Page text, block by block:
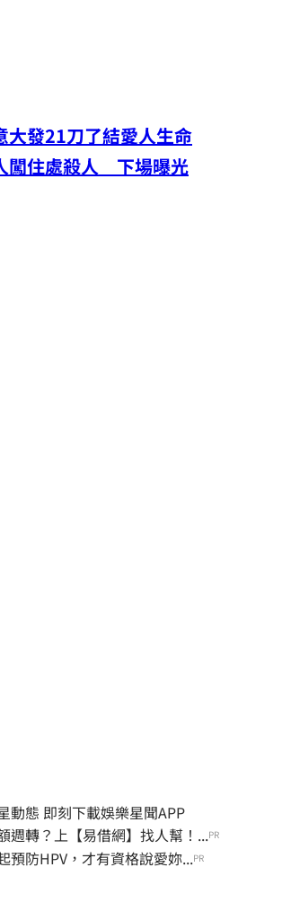
發21刀了結愛人生命
闖住處殺人 下場曝光
一手掌握明星動態 即刻下載娛樂星聞APP
週轉？上【易借網】找人幫！...PR
預防HPV，才有資格說愛妳...PR